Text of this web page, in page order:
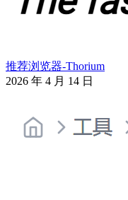
推荐浏览器-Thorium
2026 年 4 月 14 日